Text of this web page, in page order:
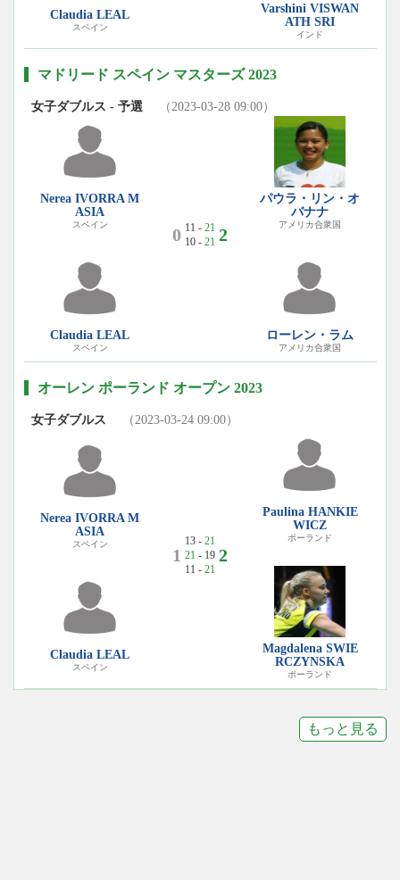
Claudia LEAL
スペイン
Varshini VISWAN
ATH SRI
インド
マドリード スペイン マスターズ 2023
女子ダブルス - 予選 （2023-03-28 09:00）
Nerea IVORRA M
ASIA
スペイン
Claudia LEAL
スペイン
0 11 - 21
10 - 21 2
パウラ・リン・オ
バナナ
アメリカ合衆国
ローレン・ラム
アメリカ合衆国
オーレン ポーランド オープン 2023
女子ダブルス （2023-03-24 09:00）
Nerea IVORRA M
ASIA
スペイン
Claudia LEAL
スペイン
1
13 - 21
21 - 19
11 - 21
2
Paulina HANKIE
WICZ
ポーランド
Magdalena SWIE
RCZYNSKA
ポーランド
もっと見る